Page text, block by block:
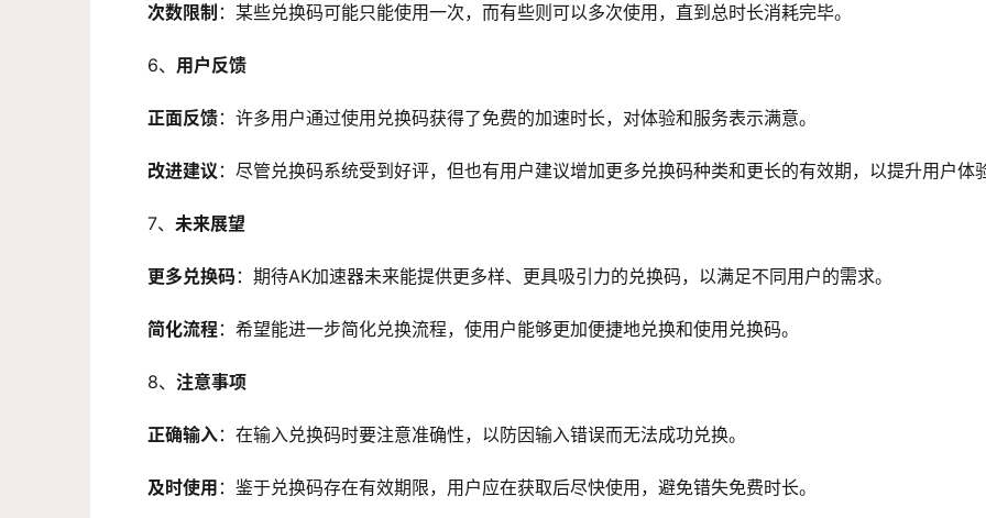
次数限制 ：某些兑换码可能只能使用一次，而有些则可以多次使用，直到总时长消耗完毕。
6、 用户反馈
正面反馈：许多用户通过使用兑换码获得了免费的加速时长，对体验和服务表示满意。
改进建议 ：尽管兑换码系统受到好评，但也有用户建议增加更多兑换码种类和更长的有效期，以提升用户体
7、 未来展望
更多兑换码：期待AK加速器未来能提供更多样、更具吸引力的兑换码，以满足不同用户的需求。
简化流程：希望能进一步简化兑换流程，使用户能够更加便捷地兑换和使用兑换码。
8、 注意事项
正确输入：在输入兑换码时要注意准确性，以防因输入错误而无法成功兑换。
及时使用 ：鉴于兑换码存在有效期限，用户应在获取后尽快使用，避免错失免费时长。